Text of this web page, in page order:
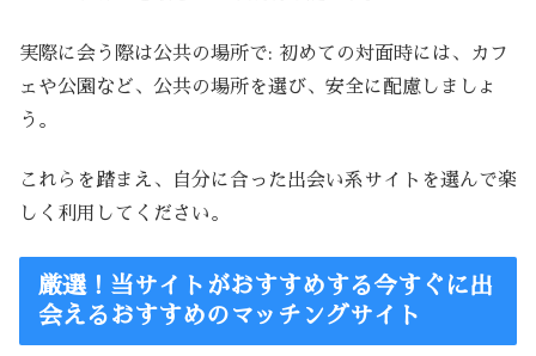
実際に会う際は公共の場所で: 初めての対面時には、カフ
ェや公園など、公共の場所を選び、安全に配慮しましょ
う。
これらを踏まえ、自分に合った出会い系サイトを選んで楽
しく利用してください。
厳選！当サイトがおすすめする今すぐに出
会えるおすすめのマッチングサイト